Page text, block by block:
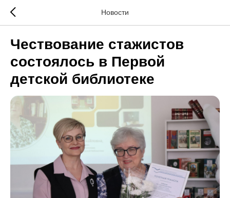
Новости
Чествование стажистов
состоялось в Первой
детской библиотеке